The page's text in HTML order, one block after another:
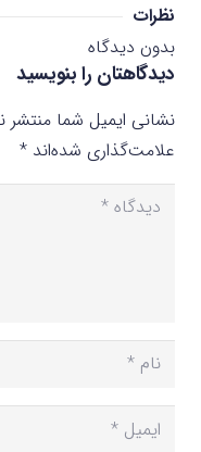
نظرات
بدون دیدگاه
دیدگاهتان را بنویسید
نشانی ایمیل شما
علامت‌گذاری شده‌اند *